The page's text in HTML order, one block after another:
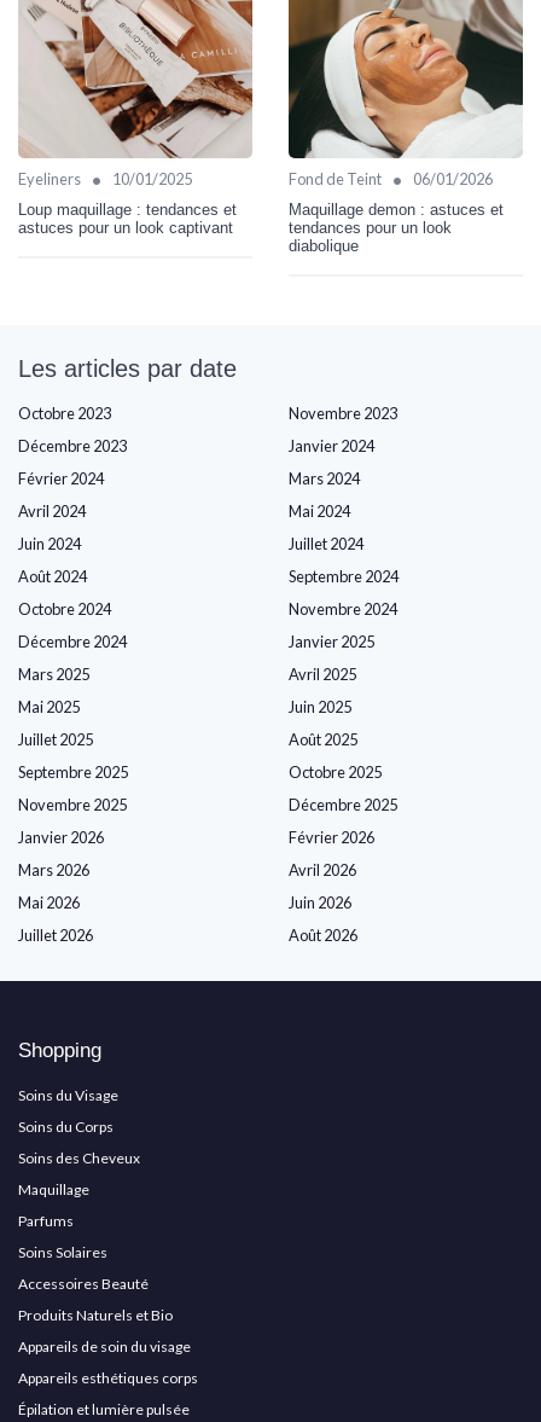
Eyeliners • 10/01/2025
Loup maquillage : tendances et
astuces pour un look captivant
Fond de Teint • 06/01/2026
Maquillage demon : astuces et
tendances pour un look
diabolique
Les articles par date
Octobre 2023
Novembre 2023
Décembre 2023
Janvier 2024
Février 2024
Mars 2024
Avril 2024
Mai 2024
Juin 2024
Juillet 2024
Août 2024
Septembre 2024
Octobre 2024
Novembre 2024
Décembre 2024
Janvier 2025
Mars 2025
Avril 2025
Mai 2025
Juin 2025
Juillet 2025
Août 2025
Septembre 2025
Octobre 2025
Novembre 2025
Décembre 2025
Janvier 2026
Février 2026
Mars 2026
Avril 2026
Mai 2026
Juin 2026
Juillet 2026
Août 2026
Shopping
Soins du Visage
Soins du Corps
Soins des Cheveux
Maquillage
Parfums
Soins Solaires
Accessoires Beauté
Produits Naturels et Bio
Appareils de soin du visage
Appareils esthétiques corps
Épilation et lumière pulsée